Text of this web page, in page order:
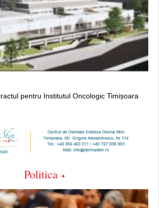
pentru Institutul Oncologic Timișoara
Politica